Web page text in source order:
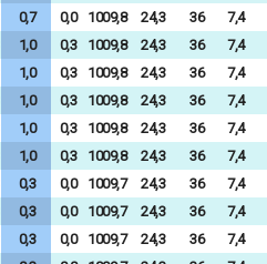
0,7 0,0 1009,8 24,3 36
7,4
1,0 0,3 1009,8 24,3 36
7,4
1,0 0,3 1009,8 24,3 36
7,4
1,0 0,3 1009,8 24,3 36
7,4
1,0 0,3 1009,8 24,3 36
7,4
1,0 0,3 1009,8 24,3 36
7,4
0,3 0,0 1009,7 24,3 36
7,4
0,3 0,0 1009,7 24,3 36
7,4
0,3 0,0 1009,7 24,3 36
7,4